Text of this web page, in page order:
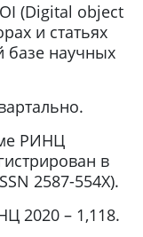
(Digital object
и статьях
базе научных
РИНЦ
в
2587-554X).
2020 – 1,118.